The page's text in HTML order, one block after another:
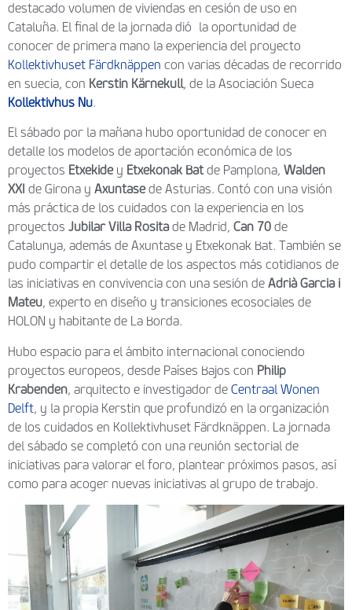
destacado volumen de viviendas en cesión de uso en
Cataluña. El final de la jornada dió la oportunidad de
conocer de primera mano la experiencia del proyecto
Kollektivhuset Färdknäppen con varias décadas de recorrido
en suecia, con Kerstin Kärnekull, de la Asociación Sueca
Kollektivhus Nu.
El sábado por la mañana hubo oportunidad de conocer en
detalle los modelos de aportación económica de los
proyectos Etxekidey Etxekonak Bat de Pamplona, Walden
XXI de Girona y Axuntasede Asturias. Contó con una visión
más práctica de los cuidados con la experiencia en los
proyectos Jubilar Villa Rositade Madrid, Can 70 de
Catalunya, además de Axuntase y Etxekonak Bat. También se
pudo compartir el detalle de los aspectos más cotidianos de
las iniciativas en convivencia con una sesión de Adrià Garcia i
Mateu, experto en diseño y transiciones ecosociales de
HOLON y habitante de La Borda.
Hubo espacio para el ámbito internacional conociendo
proyectos europeos, desde Países Bajos con Philip
Krabenden, arquitecto e investigador de Centraal Wonen
Delft, y la propia Kerstin que profundizó en la organización
de los cuidados en Kollektivhuset Färdknäppen. La jornada
del sábado se completó con una reunión sectorial de
iniciativas para valorar el foro, plantear próximos pasos, así
como para acoger nuevas iniciativas al grupo de trabajo.